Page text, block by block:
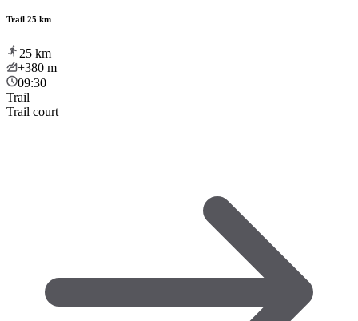
Trail 25 km
25 km
+380 m
09:30
Trail
Trail court